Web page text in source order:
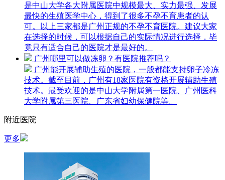
是中山大学各大附属医院中规模最大、实力最强、发展
最快的生殖医学中心，得到了很多不孕不育患者的认
可。以上三家都是广州正规的不孕不育医院。建议大家
在选择的时候，可以根据自己的实际情况进行选择，毕
竟只有适合自己的医院才是最好的。
广州哪里可以做冻卵？有医院推荐吗？
广州能开展辅助生殖的医院，一般都能支持卵子冷冻
技术。截至目前，广州有18家医院有资格开展辅助生殖
技术。最受欢迎的是中山大学附属第一医院、广州医科
大学附属第三医院、广东省妇幼保健院等。
附近医院
更多